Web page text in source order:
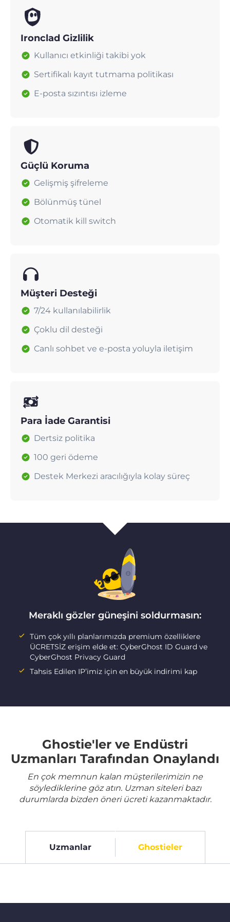
Ironclad Gizlilik
Kullanıcı etkinliği takibi yok
Sertifikalı kayıt tutmama politikası
E-posta sızıntısı izleme
Güçlü Koruma
Gelişmiş şifreleme
Bölünmüş tünel
Otomatik kill switch
Müşteri Desteği
7/24 kullanılabilirlik
Çoklu dil desteği
Canlı sohbet ve e-posta yoluyla iletişim
Para İade Garantisi
Dertsiz politika
100 geri ödeme
Destek Merkezi aracılığıyla kolay süreç
Meraklı gözler güneşini soldurmasın:
Tüm çok yıllı planlarımızda premium özelliklere
ÜCRETSİZ erişim elde et: CyberGhost ID Guard ve
CyberGhost Privacy Guard
Tahsis Edilen IP’imiz için en büyük indirimi kap
Ghostie'ler ve Endüstri
Uzmanları Tarafından Onaylandı
En çok memnun kalan müşterilerimizin ne
söylediklerine göz atın. Uzman siteleri bazı
durumlarda bizden öneri ücreti kazanmaktadır.
Uzmanlar Ghostieler